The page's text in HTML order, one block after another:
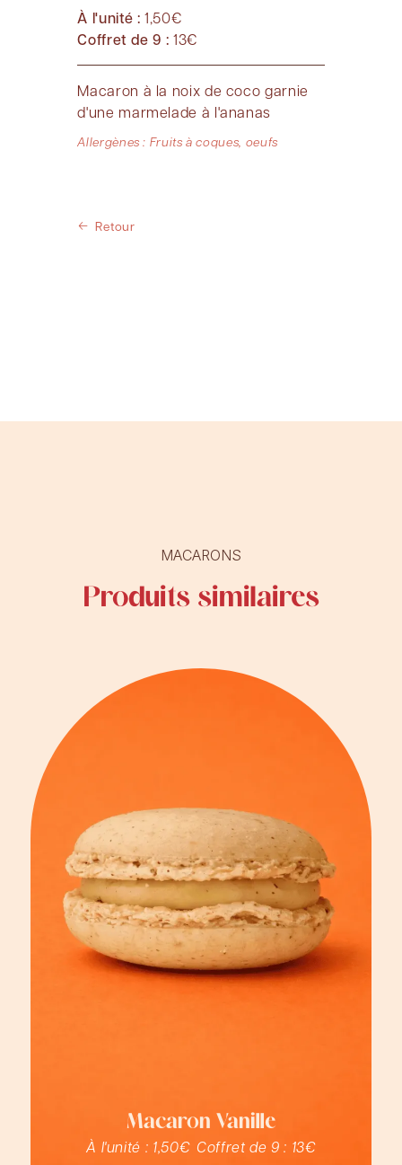
À l'unité :1,50€
Coffret de 9 :13€
Macaron à la noix de coco garnie
d'une marmelade à l'ananas
Allergènes : Fruits à coques, oeufs
Retour
MACARONS
Produits similaires
Macaron Vanille
À l'unité : 1,50€ Coffret de 9 : 13€